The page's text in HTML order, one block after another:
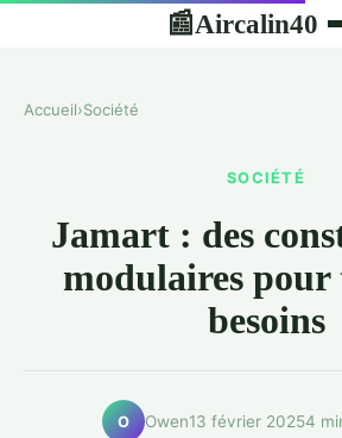
📰Aircalin40
Accueil›Société
SOCIÉTÉ
Jamart : des
modulaires pour
besoins
O Owen13 février 20254